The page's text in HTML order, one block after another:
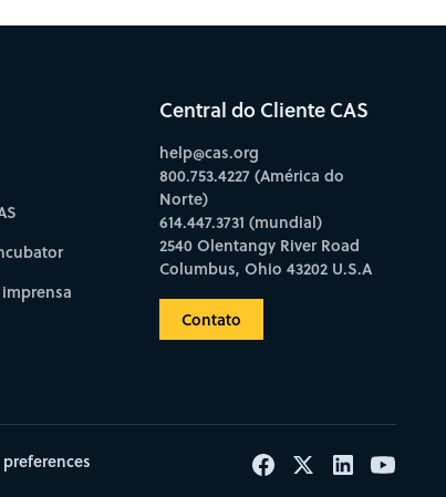
Central do Cliente CAS
help@cas.org
800.753.4227 (América do
Norte)
614.447.3731 (mundial)
2540 Olentangy River Road
Columbus, Ohio 43202 U.S.A
Contato